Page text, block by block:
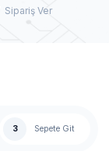
Sipariş Ver
3 Sepete Git